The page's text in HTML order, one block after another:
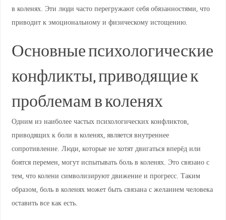
в коленях. Эти люди часто перегружают себя обязанностями, что
приводит к эмоциональному и физическому истощению.
Основные психологические
конфликты, приводящие к
проблемам в коленях
Одним из наиболее частых психологических конфликтов,
приводящих к боли в коленях, является внутреннее
сопротивление. Люди, которые не хотят двигаться вперёд или
боятся перемен, могут испытывать боль в коленях. Это связано с
тем, что колени символизируют движение и прогресс. Таким
образом, боль в коленях может быть связана с желанием человека
оставить все как есть.